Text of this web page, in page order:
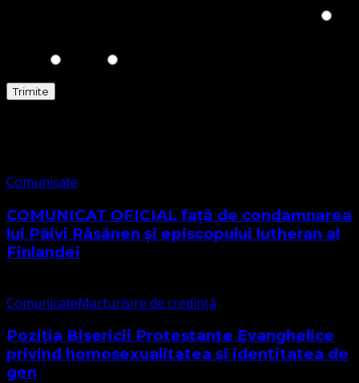
Comunicate
COMUNICAT OFICIAL față de condamnarea
lui Päivi Räsänen și episcopului lutheran al
Finlandei
ComunicateMarturisire de credință
Poziția Bisericii Protestante Evanghelice
privind homosexualitatea și identitatea de
gen